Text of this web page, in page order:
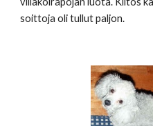
soittoja oli tullut paljon.